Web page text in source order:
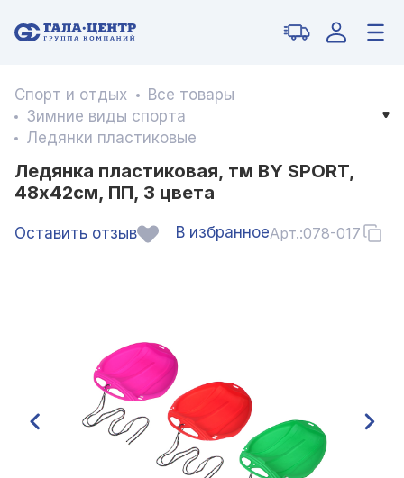
Спорт и отдых
Все товары
Зимние виды спорта
Ледянки пластиковые
Ледянка пластиковая, тм BY SPORT,
48х42см, ПП, 3 цвета
Оставить отзыв В избранноеАрт.:078-017